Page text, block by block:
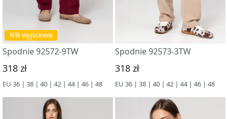
%% wyjściowa
Spodnie 92572-9TW
318 zł
EU 36 | 38 | 40 | 42 | 44 | 46 | 48
Spodnie 92573-3TW
318 zł
EU 36 | 38 | 40 | 42 | 44 | 46 | 48